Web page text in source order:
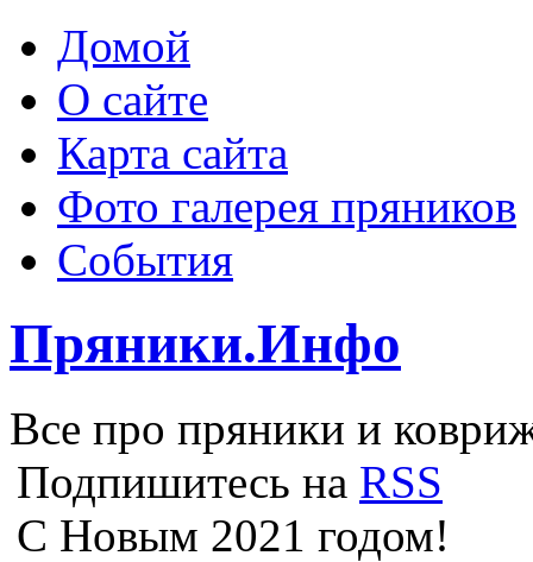
Домой
О сайте
Карта сайта
Фото галерея пряников
События
Пряники.Инфо
Все про пряники и
Подпишитесь на RSS
С Новым 2021 годом!